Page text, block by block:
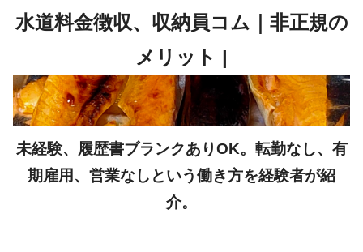
未経験、履歴書ブランクありOK。転勤なし、有
期雇用、営業なしという働き方を経験者が紹
介。